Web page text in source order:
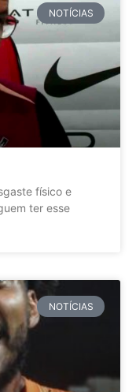
NOTÍCIAS
físico e
ter esse
NOTÍCIAS